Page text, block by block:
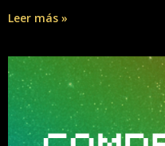
Leer más »